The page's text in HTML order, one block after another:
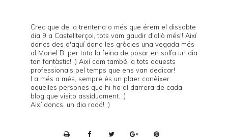
Crec que de la trentena o més que érem el dissabte
dia 9 a Castellterçol, tots vam gaudir d'allò més!! Així
doncs des d'aquí dono les gràcies una vegada més
al Manel B. per tota la feina de posar en solfa un dia
tan fantàstic! :) Així com també, a tots aquests
professionals pel temps que ens van dedicar!
I a més a més, sempre és un plaer conèixer
aquelles persones que hi ha al darrera de cada
blog que visito assíduament. :)
Així doncs, un dia rodó! :)